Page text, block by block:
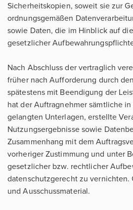
Sicherheitskopien, soweit sie zur
ordnungsgemäßen
sowie Daten, die im Hinblick auf
gesetzlicher
Nach Abschluss der vertraglich
früher nach Aufforderung durch
spätestens mit Beendigung der
hat der Auftragnehmer sämtliche
gelangten Unterlagen, erstellte
Nutzungsergebnisse sowie
Zusammenhang mit dem
vorheriger Zustimmung und unter
gesetzlicher bzw. rechtlicher
datenschutzgerecht zu vernichten.
und Ausschussmaterial.